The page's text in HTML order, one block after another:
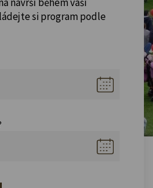
si program podle